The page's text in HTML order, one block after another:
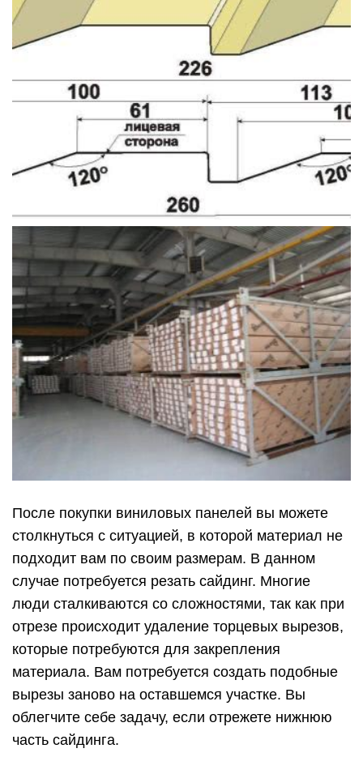
После покупки виниловых панелей вы можете
столкнуться с ситуацией, в которой материал не
подходит вам по своим размерам. В данном
случае потребуется резать сайдинг. Многие
люди сталкиваются со сложностями, так как при
отрезе происходит удаление торцевых вырезов,
которые потребуются для закрепления
материала. Вам потребуется создать подобные
вырезы заново на оставшемся участке. Вы
облегчите себе задачу, если отрежете нижнюю
часть сайдинга.